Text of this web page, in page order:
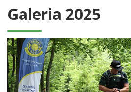
Galeria 2025